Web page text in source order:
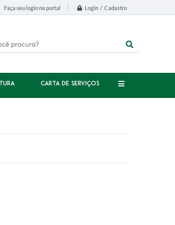
Faça seu login no portal Login / Cadastro
CARTA DE SERVIÇOS